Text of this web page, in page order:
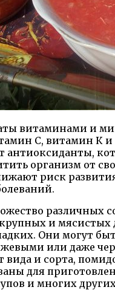
витаминами и
С, витамин К
антиоксиданты,
организм от
риск
различных
и мясистых
Они могут
или даже
вида и сорта,
для
и многих